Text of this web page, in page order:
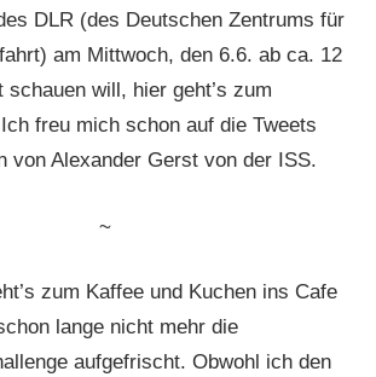
DLR (des Deutschen Zentrums für
am Mittwoch, den 6.6. ab ca. 12
schauen will, hier geht’s zum
freu mich schon auf die Tweets
von Alexander Gerst von der ISS.
~
zum Kaffee und Kuchen ins Cafe
lange nicht mehr die
aufgefrischt. Obwohl ich den